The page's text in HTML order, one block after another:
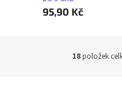
95,90 Kč
18položek